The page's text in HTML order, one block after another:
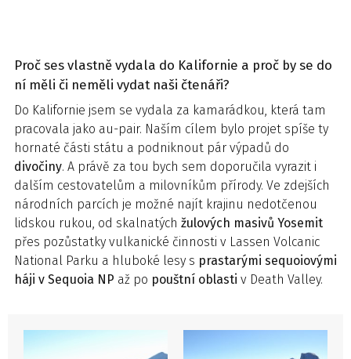
Proč ses vlastně vydala do Kalifornie a proč by se do
ní měli či neměli vydat naši čtenáři?
Do Kalifornie jsem se vydala za kamarádkou, která tam
pracovala jako au-pair. Naším cílem bylo projet spíše ty
hornaté části státu a podniknout pár výpadů do
divočiny. A právě za tou bych sem doporučila vyrazit i
dalším cestovatelům a milovníkům přírody. Ve zdejších
národních parcích je možné najít krajinu nedotčenou
lidskou rukou, od skalnatých žulových masivů Yosemit
přes pozůstatky vulkanické činnosti v Lassen Volcanic
National Parku a hluboké lesy s prastarými sequoiovými
háji v Sequoia NP až po pouštní oblasti v Death Valley.